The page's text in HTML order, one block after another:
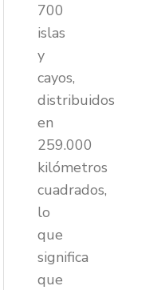
700
islas
y
cayos,
distribuidos
en
259.000
kilómetros
cuadrados,
lo
que
significa
que